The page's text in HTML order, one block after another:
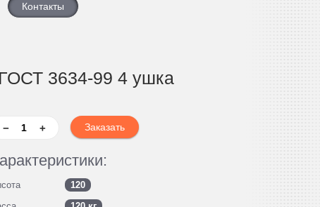
Контакты
3634-99 4 ушка
− +
120